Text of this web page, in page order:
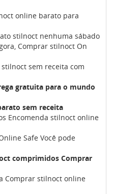
online barato para
stilnoct nenhuma sábado
Comprar stilnoct On
sem receita com
gratuita para o mundo
sem receita
Encomenda stilnoct online
Safe Você pode
comprimidos Comprar
Comprar stilnoct online